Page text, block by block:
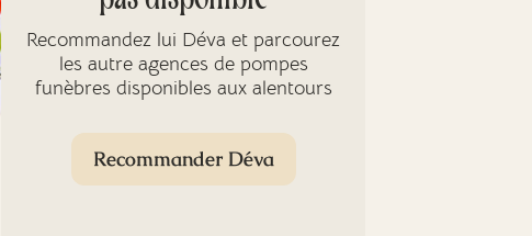
Recommandez lui Déva et parcourez
les autre agences de pompes
funèbres disponibles aux alentours
Recommander Déva